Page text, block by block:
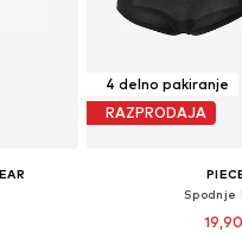
4 delno pakiranje
RAZPRODAJA
Spodnje